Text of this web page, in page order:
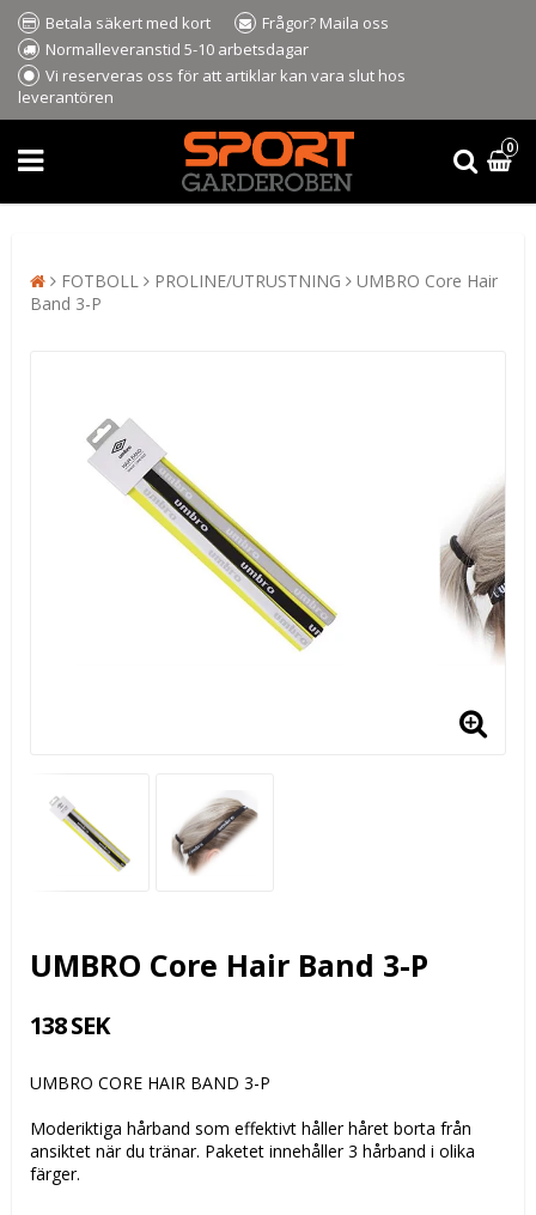
Betala säkert med kort
Frågor? Maila oss
Normalleveranstid 5-10 arbetsdagar
Vi reserveras oss för att artiklar kan vara slut hos
leverantören
0
FOTBOLL PROLINE/UTRUSTNING
UMBRO Core Hair
Band 3-P
UMBRO Core Hair Band 3-P
138 SEK
UMBRO CORE HAIR BAND 3-P
Moderiktiga hårband som effektivt håller håret borta från
ansiktet när du tränar. Paketet innehåller 3 hårband i olika
färger.